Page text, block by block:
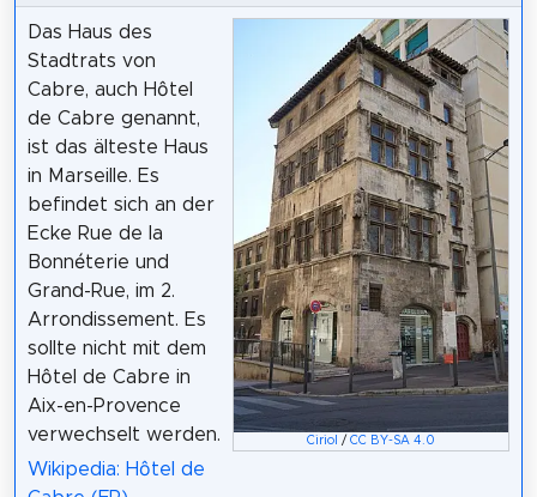
Ciriol /CC BY-SA 4.0
Das Haus des
Stadtrats von
Cabre, auch Hôtel
de Cabre genannt,
ist das älteste Haus
in Marseille. Es
befindet sich an der
Ecke Rue de la
Bonnéterie und
Grand-Rue, im 2.
Arrondissement. Es
sollte nicht mit dem
Hôtel de Cabre in
Aix-en-Provence
verwechselt werden.
Wikipedia: Hôtel de